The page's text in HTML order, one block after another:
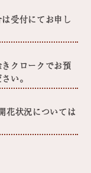
受付にてお申し
クロークでお預
い。
花状況については